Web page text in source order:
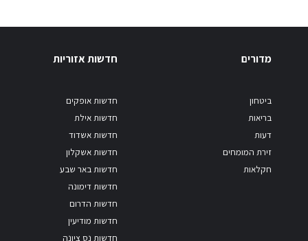
מדורים
ביטחון
בריאות
דעות
זירת המומחים
חקלאות
חדשות אזוריות
חדשות אופקים
חדשות אילת
חדשות אשדוד
חדשות אשקלון
חדשות באר שבע
חדשות דימונה
חדשות הדרום
חדשות מודיעין
חדשות נס ציונה